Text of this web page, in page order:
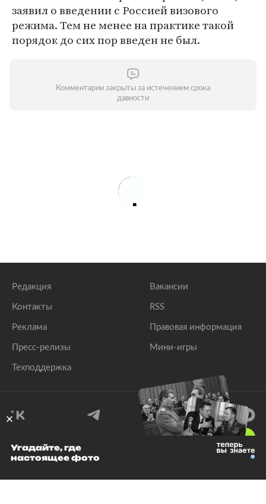
заявил о введении с Россией визового
режима. Тем не менее на практике такой
порядок до сих пор введен не был.
Комментарии закрыты за истечением срока
давности
Редакция
Контакты
Реклама
Пресс-релизы
Техподдержка
Вакансии
RSS
Правовая информация
Мини-игры
© 1999–2026 Все права защищены.
Угадайте, где
настоящее фото